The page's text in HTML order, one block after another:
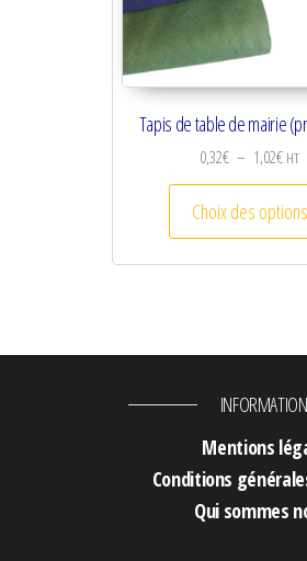
Tapis de table de mairie
0,32€ – 1,02€ HT
Choix des options
Mentions
Conditions
Qui sommes